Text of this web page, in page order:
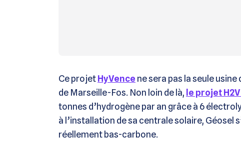
Ce projetHyVence ne sera pas la seule
de Marseille-Fos. Non loin de là, le projet H2V
tonnes d’hydrogène par an grâce à 6
à l’installation de sa centrale solaire, Géosel
réellement bas-carbone.